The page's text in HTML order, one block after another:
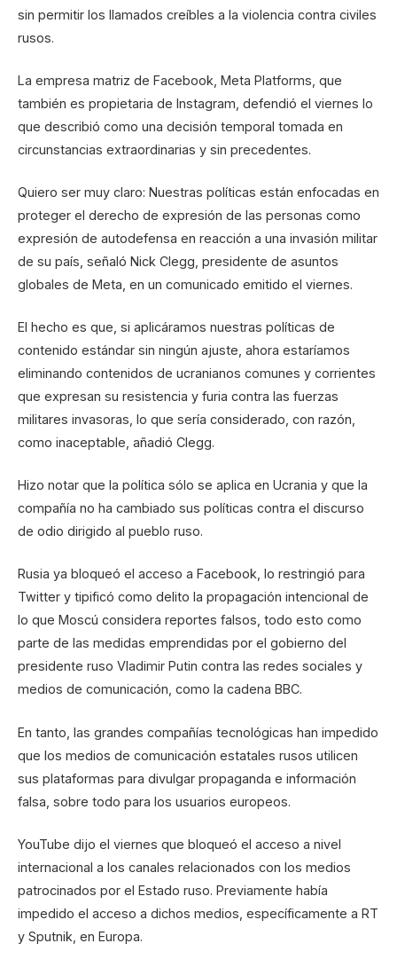
sin permitir los llamados creíbles a la violencia contra civiles
rusos.
La empresa matriz de Facebook, Meta Platforms, que
también es propietaria de Instagram, defendió el viernes lo
que describió como una decisión temporal tomada en
circunstancias extraordinarias y sin precedentes.
Quiero ser muy claro: Nuestras políticas están enfocadas en
proteger el derecho de expresión de las personas como
expresión de autodefensa en reacción a una invasión militar
de su país, señaló Nick Clegg, presidente de asuntos
globales de Meta, en un comunicado emitido el viernes.
El hecho es que, si aplicáramos nuestras políticas de
contenido estándar sin ningún ajuste, ahora estaríamos
eliminando contenidos de ucranianos comunes y corrientes
que expresan su resistencia y furia contra las fuerzas
militares invasoras, lo que sería considerado, con razón,
como inaceptable, añadió Clegg.
Hizo notar que la política sólo se aplica en Ucrania y que la
compañía no ha cambiado sus políticas contra el discurso
de odio dirigido al pueblo ruso.
Rusia ya bloqueó el acceso a Facebook, lo restringió para
Twitter y tipificó como delito la propagación intencional de
lo que Moscú considera reportes falsos, todo esto como
parte de las medidas emprendidas por el gobierno del
presidente ruso Vladimir Putin contra las redes sociales y
medios de comunicación, como la cadena BBC.
En tanto, las grandes compañías tecnológicas han impedido
que los medios de comunicación estatales rusos utilicen
sus plataformas para divulgar propaganda e información
falsa, sobre todo para los usuarios europeos.
YouTube dijo el viernes que bloqueó el acceso a nivel
internacional a los canales relacionados con los medios
patrocinados por el Estado ruso. Previamente había
impedido el acceso a dichos medios, específicamente a RT
y Sputnik, en Europa.